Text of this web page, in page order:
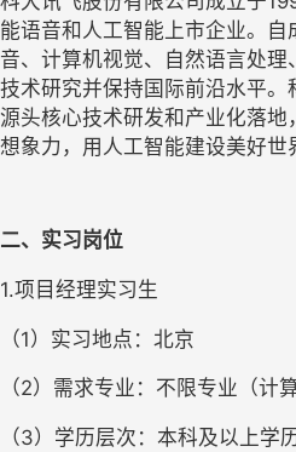
能语音和人工智能上市企业。
音、计算机视觉、自然语言处
技术研究并保持国际前沿水平
源头核心技术研发和产业化落地
想象力，用人工智能建设美好世
二、实习岗位
1.项目经理实习生
（1）实习地点：北京
（2）需求专业：不限专业（计
（3）学历层次：本科及以上学